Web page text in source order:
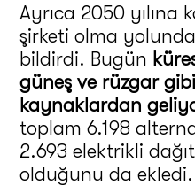
Ayrıca 2050 yılına
şirketi olma
bildirdi. Bugün
güneş ve rüzgar
kaynaklardan
toplam 6.198
2.693 elektrikli
olduğunu da ekledi.